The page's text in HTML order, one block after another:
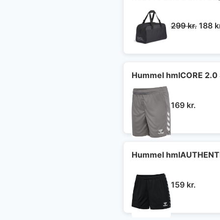
299kr. Den
299
188
Hummel hmlCORE
169 kr.
Hummel
159 kr.